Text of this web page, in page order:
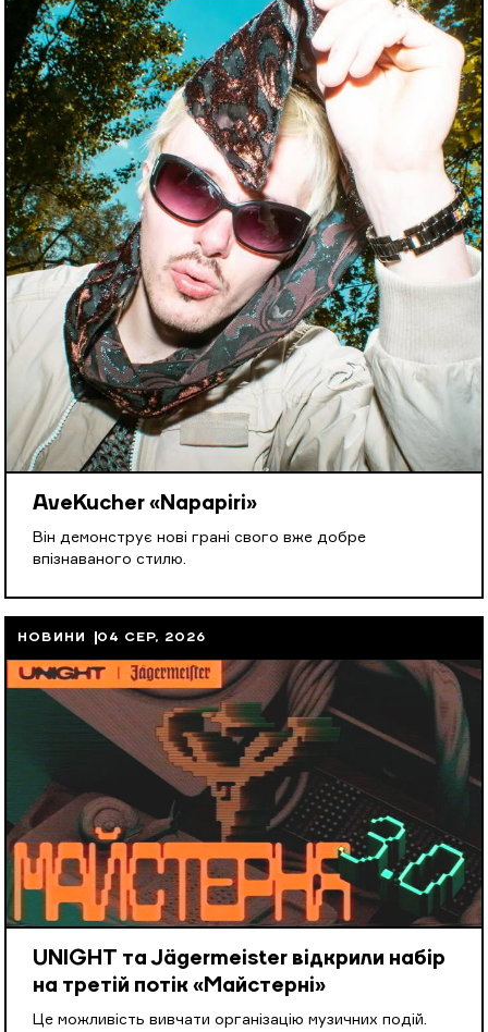
AveKucher «Napapiri»
Він демонструє нові грані свого вже добре
впізнаваного стилю.
НОВИНИ 04 СЕР, 2026
UNIGHT та Jägermeister відкрили набір
на третій потік «Майстерні»
Це можливість вивчати організацію музичних подій.